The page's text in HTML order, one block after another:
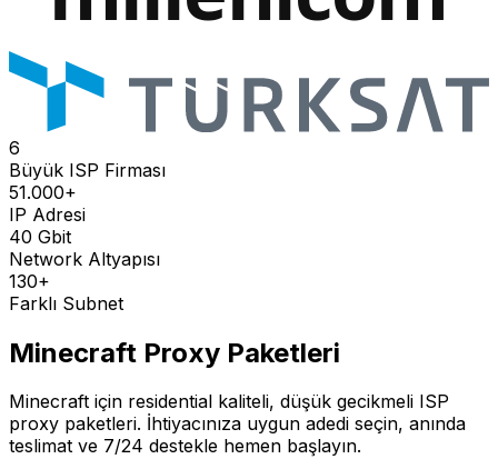
6
Büyük ISP Firması
51.000+
IP Adresi
40 Gbit
Network Altyapısı
130+
Farklı Subnet
Minecraft Proxy Paketleri
Minecraft için residential kaliteli, düşük gecikmeli ISP
proxy paketleri. İhtiyacınıza uygun adedi seçin, anında
teslimat ve 7/24 destekle hemen başlayın.